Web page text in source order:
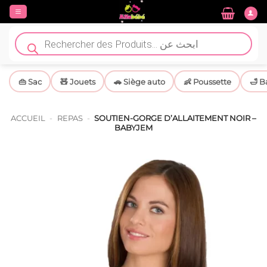
Passer
contenu
Recherche
de
produits
👜 Sac 🧸 Jouets 🚗 Siège auto 👶 Poussette 🛁
ACCUEIL - REPAS - SOUTIEN-GORGE D’ALLAITEMENT NOIR –
BABYJEM